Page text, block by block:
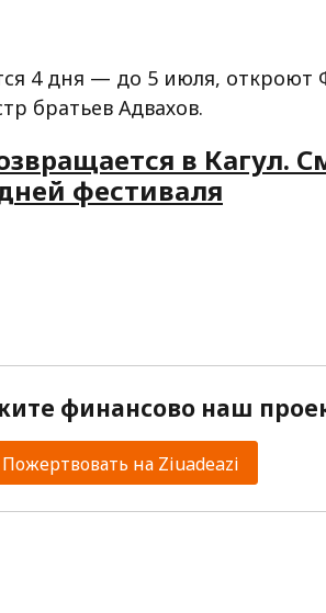
4 дня — до 5 июля, откроют
братьев Адвахов.
в Кагул.
фестиваля
финансово наш
Пожертвовать на Ziuadeazi